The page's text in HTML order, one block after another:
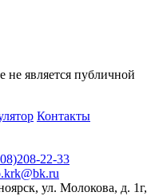
является публичной
Контакты
22-33
ул. Молокова, д. 1г,